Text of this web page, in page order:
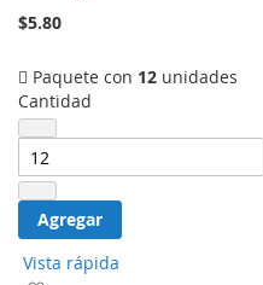
$5.80
Paquete con 12 unidades
Cantidad
Agregar
Vista rápida